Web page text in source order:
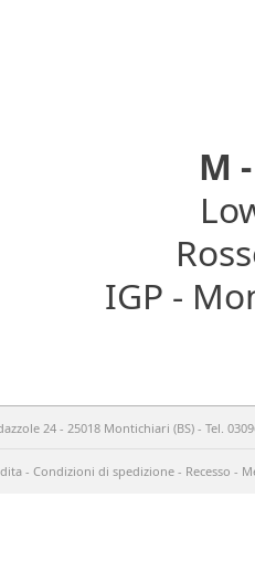
M
IGP -
24 - 25018 Montichiari (BS) - Tel.
- Condizioni di spedizione - Recesso -